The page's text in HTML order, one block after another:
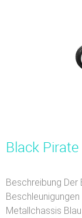
Black
Beschreibung
Metallchassis